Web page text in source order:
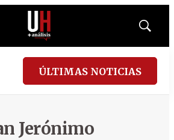
Mostrar
ÚLTIMAS NOTICIAS
Jerónimo